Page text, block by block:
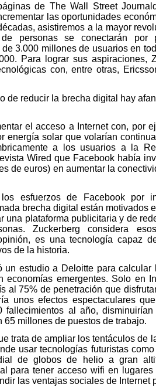
de The Wall Street
las oportunidades
asistiremos a la mayor
personas se conectarán por
3.000 millones de usuarios en
Para lograr sus aspiraciones,
con, entre otras,
de reducir la brecha digital hay
el acceso a Internet con, por
energía solar que volarían
a los usuarios a la
Wired que Facebook había
de euros) en aumentar la
esfuerzos de Facebook por
brecha digital están motivados
una plataforma publicitaria y de
Zuckerberg considera
es una tecnología capaz
de la historia.
un estudio a Deloitte para calcular
emergentes. Solo en
al 75% de penetración que
unos efectos espectaculares
fallecimientos al año,
65 millones de puestos de trabajo.
trata de ampliar los tentáculos de
usar tecnologías futuristas
de globos de helio a gran
para tener acceso wifi en lugares
las ventajas sociales de Internet